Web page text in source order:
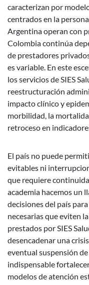
caracterizan por
centrados en la
Argentina operan con
Colombia continúa
de prestadores
es variable. En este
los servicios de SIES
reestructuración
impacto clínico y
morbilidad, la
retroceso en
El país no puede
evitables ni
que requiere
academia hacemos un
decisiones del país
necesarias que eviten
prestados por SIES
desencadenar una
eventual suspensión
indispensable
modelos de atención